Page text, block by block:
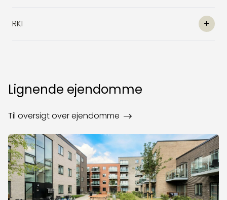
RKI
Lignende ejendomme
Til oversigt over ejendomme